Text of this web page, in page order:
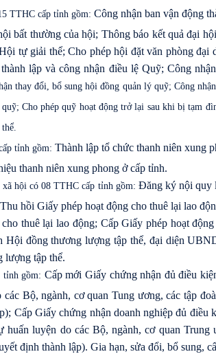
TTHC cấp tỉnh gồm:Công nhận ban vận động
bất thường của hội; Thông báo kết quả đại
tự giải thể; Cho phép hội đặt văn phòng đại
lập và công nhận điều lệ Quỹ; Công
thay đổi, bổ sung hội đồng quản lý quỹ; Công
Cho phép quỹ hoạt động trở lại sau khi bị tạm
tỉnh gồm: Thành lập tổ chức thanh niên xung
thanh niên xung phong ở cấp tỉnh.
hội có 08 TTHC cấp tỉnh gồm: Đăng ký nội quy
hồi Giấy phép hoạt động cho thuê lại lao
thuê lại lao động; Cấp Giấy phép hoạt
đồng thương lượng tập thể, đại diện
lượng tập thể.
tỉnh gồm: Cấp mới Giấy chứng nhận đủ điều
Bộ, ngành, cơ quan Tung ương, các tập
Cấp Giấy chứng nhận doanh nghiệp đủ điều
luyện do các Bộ, ngành, cơ quan
định thành lập). Gia hạn, sửa đổi, bổ sung,